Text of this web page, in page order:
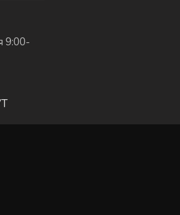
9:00-